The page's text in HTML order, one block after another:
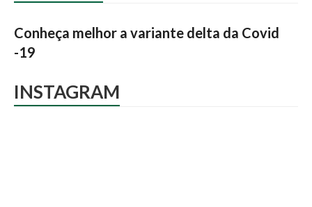
Conheça melhor a variante delta da Covid
-19
INSTAGRAM